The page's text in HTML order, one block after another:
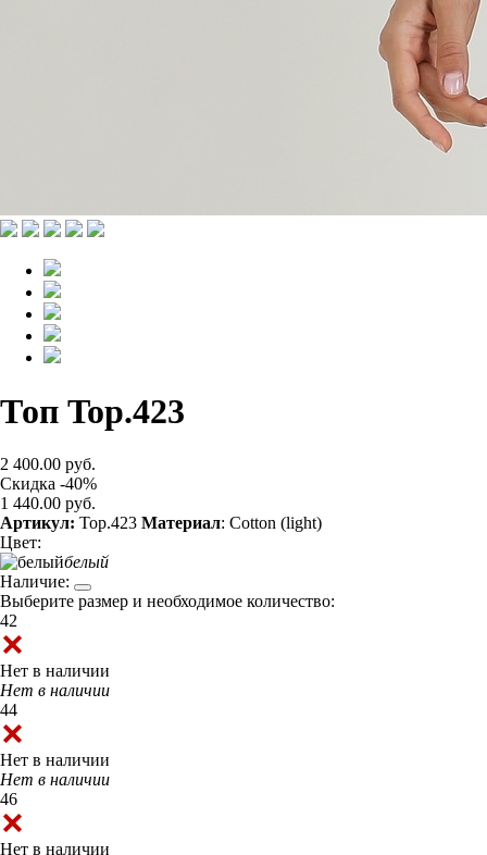
Топ Top.423
2 400.00 руб.
Скидка -40%
1 440.00 руб.
Артикул: Top.423 Материал: Cotton (light)
Цвет:
белый
Наличие:
Выберите размер и необходимое количество:
42
Нет в наличии
Нет в наличии
44
Нет в наличии
Нет в наличии
46
Нет в наличии